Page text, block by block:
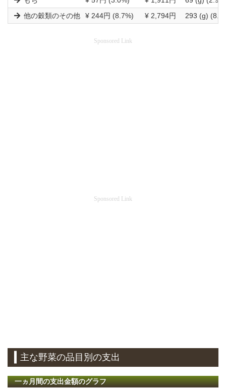
他の穀類のその他
¥ 244円 (8.7%) ¥ 2,794円 293 (g)
Sponsored Link
Sponsored Link
主な野菜の品目別の支出
一ヵ月間の支出金額のグラフ